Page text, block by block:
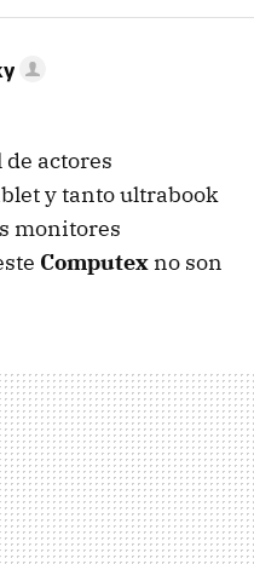
actores
y tanto ultrabook
monitores
Computex no son